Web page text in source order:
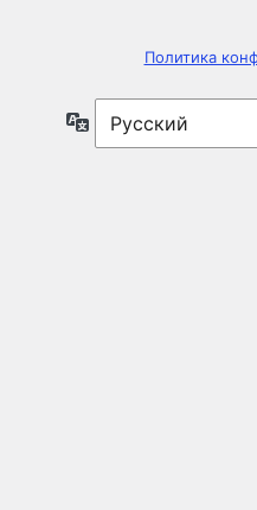
Политика
Язык